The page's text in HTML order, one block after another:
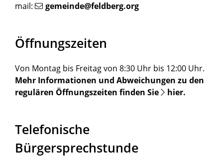
mail: gemeinde@feldberg.org
Öffnungszeiten
Von Montag bis Freitag von 8:30 Uhr bis 12:00 Uhr.
Mehr Informationen und Abweichungen zu den
regulären Öffnungszeiten finden Sie
hier.
Telefonische
Bürgersprechstunde